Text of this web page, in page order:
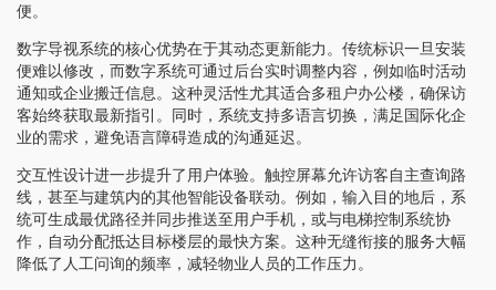
便。
数字导视系统的核心优势在于其动态更新能力。传统标识一旦安装
便难以修改，而数字系统可通过后台实时调整内容，例如临时活动
通知或企业搬迁信息。这种灵活性尤其适合多租户办公楼，确保访
客始终获取最新指引。同时，系统支持多语言切换，满足国际化企
业的需求，避免语言障碍造成的沟通延迟。
交互性设计进一步提升了用户体验。触控屏幕允许访客自主查询路
线，甚至与建筑内的其他智能设备联动。例如，输入目的地后，系
统可生成最优路径并同步推送至用户手机，或与电梯控制系统协
作，自动分配抵达目标楼层的最快方案。这种无缝衔接的服务大幅
降低了人工问询的频率，减轻物业人员的工作压力。